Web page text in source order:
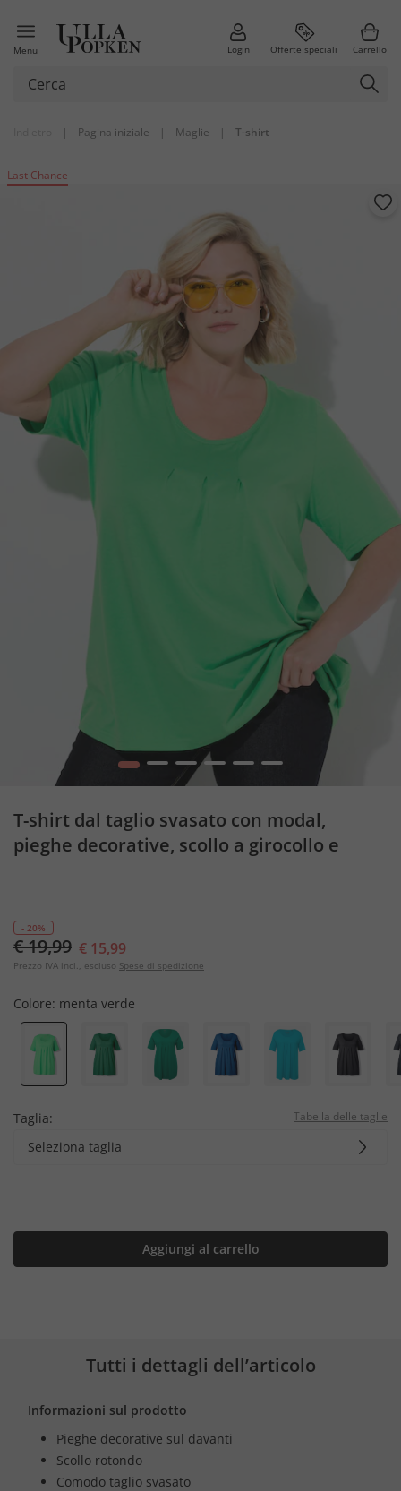
Menu Login Offerte speciali Carrello
| Pagina iniziale | Maglie | T-shirt
Last Chance
1 2 3 4 5 6
T-shirt dal taglio svasato con modal,
pieghe decorative, scollo a girocollo e
- 20%
€ 19,99 € 15,99
Prezzo IVA incl., escluso Spese di spedizione
Colore: menta verde
Taglia: Tabella delle taglie
Seleziona taglia
Aggiungi al carrello
Tutti i dettagli dell’articolo
Informazioni sul prodotto
Pieghe decorative sul davanti
Scollo rotondo
Comodo taglio svasato